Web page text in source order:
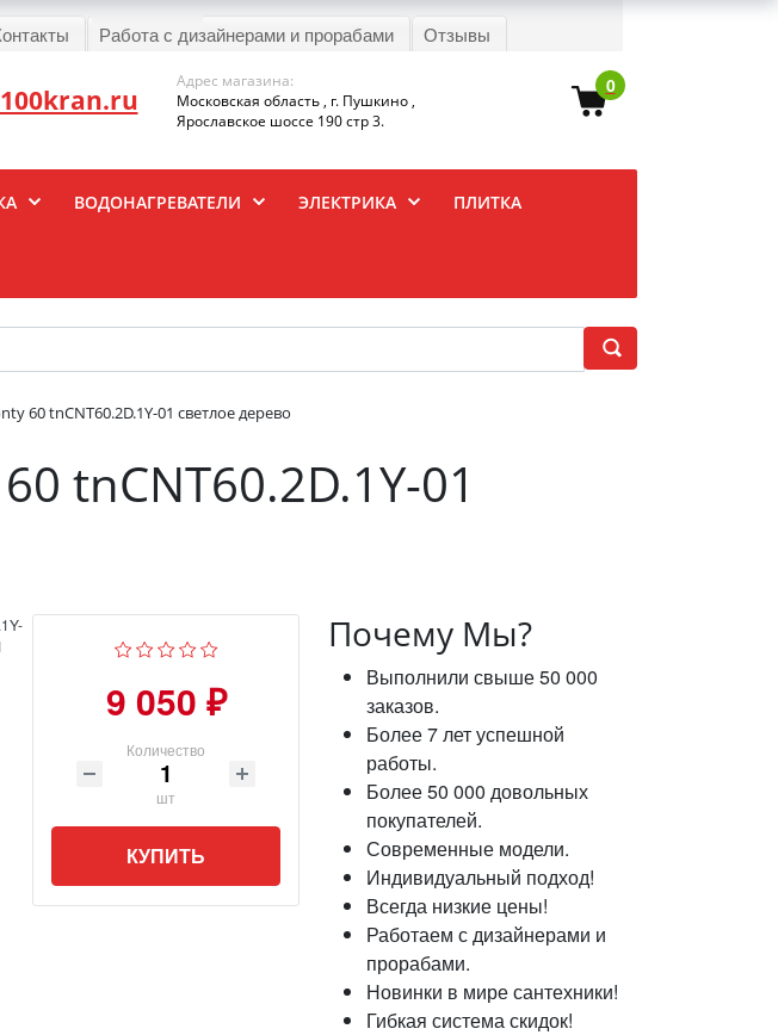
Работа с дизайнерами и прорабами Отзывы
0
Адрес магазина:
Московская область , г. Пушкино ,
Ярославское шоссе 190 стр 3.
ВОДОНАГРЕВАТЕЛИ ЭЛЕКТРИКА ПЛИТКА
60 tnCNT60.2D.1Y-01 светлое дерево
tnCNT60.2D.1Y-01
9 050 ₽
Количество
шт
КУПИТЬ
Почему Мы?
Выполнили свыше 50 000
заказов.
Более 7 лет успешной
работы.
Более 50 000 довольных
покупателей.
Современные модели.
Индивидуальный подход!
Всегда низкие цены!
Работаем с дизайнерами и
прорабами.
Новинки в мире сантехники!
Гибкая система скидок!